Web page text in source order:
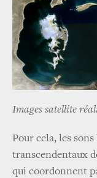
Images satellite
Pour cela, les
transcendentaux
qui coordonnent